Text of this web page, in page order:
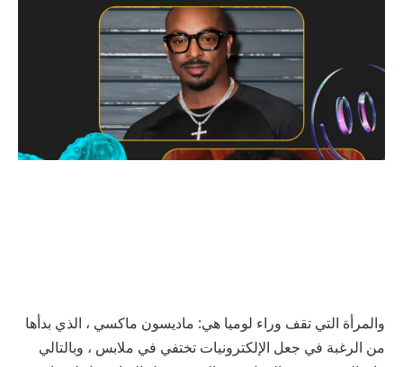
والمرأة التي تقف وراء لوميا هي: ماديسون ماكسي ، الذي بدأها
من الرغبة في جعل الإلكترونيات تختفي في ملابس ، وبالتالي